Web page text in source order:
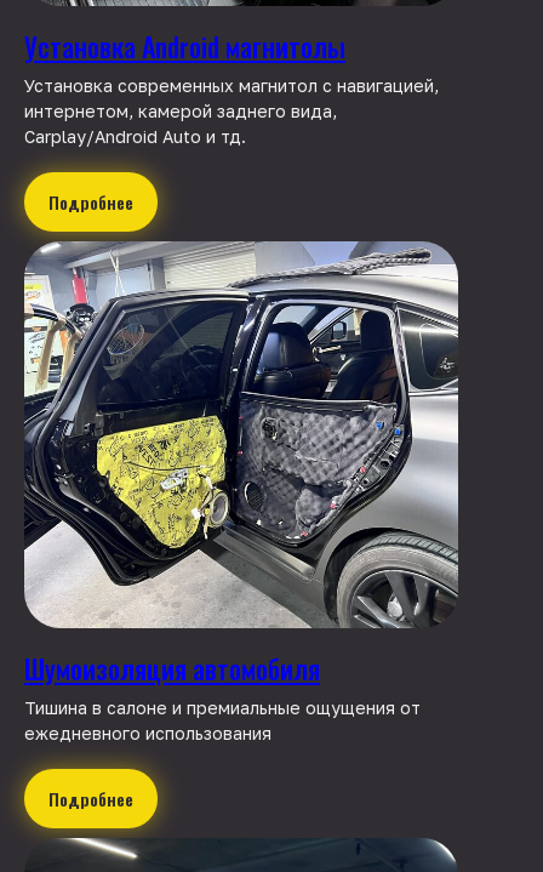
Установка Android магнитолы
Установка современных магнитол с навигацией,
интернетом, камерой заднего вида,
Carplay/Android Auto и тд.
Подробнее
Шумоизоляция автомобиля
Тишина в салоне и премиальные ощущения от
ежедневного использования
Подробнее